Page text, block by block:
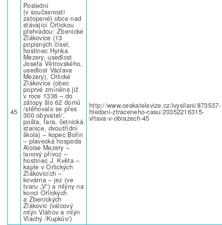
45
Poslední
(v současnosti
zatopené) obce nad
stávající Orlickou
přehradou: Zbenické
Zlákovice (13
popisných čísel,
hostinec Hynka
Mezery, usedlost
Josefa Větrovského,
usedlost Václava
Mezery), Orlické
Zlákovice (obec
poprvé zmíněna již
v roce 1336 – do
zátopy šlo 62 domů
/stěhovalo se přes
300 obyvatel/,
pošta, fara, četnická
stanice, dvoutřídní
škola) – kopec Bořín
– plavecká hospoda
Aloise Mezery –
lanový přívoz –
hostinec J. Květa –
kaple v Orlických
Zlákovicích –
kovárna – jez (ve
tvaru „V“) a mlýny na
konci Orlických
a Zbenických
Zlákovic (válcový
mlýn Vláhov a mlýn
Vlachý /Kupkův/)
http://www.ceskatelevize.cz/ivysilani/873537-
hledani-ztraceneho-casu/20352216315-
vltava-v-obrazech-45